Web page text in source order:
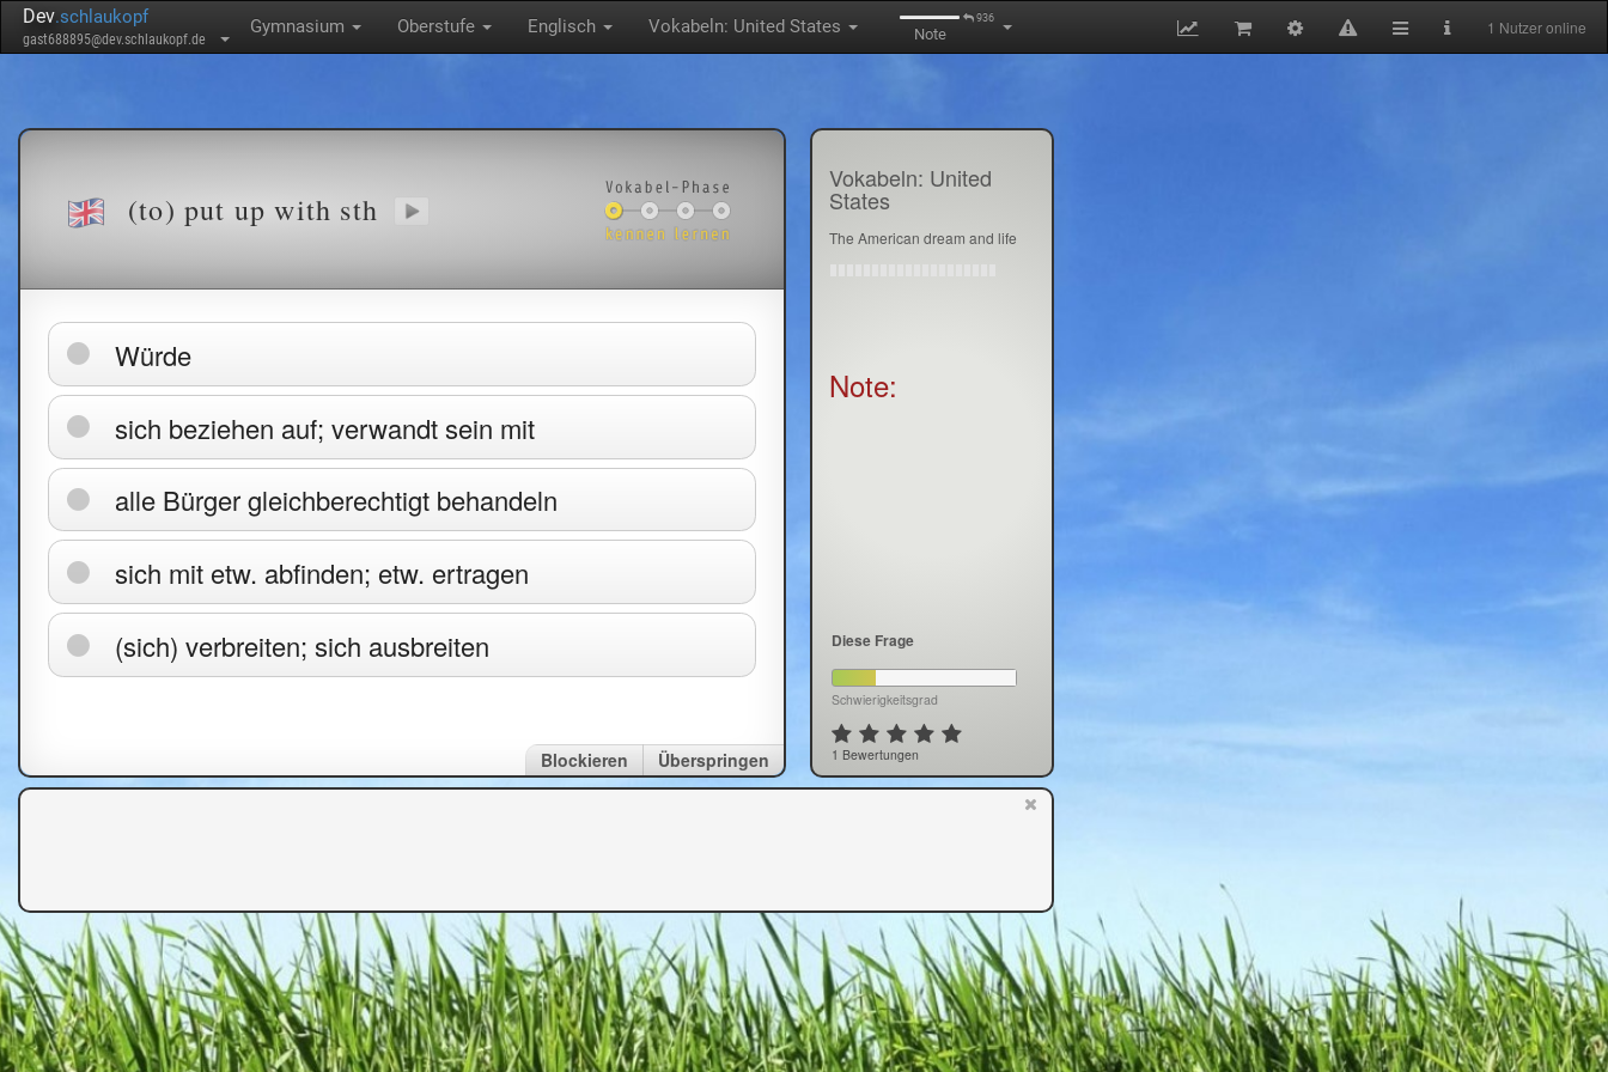
Dev.schlaukopf
gast688895@dev.schlaukopf.de
Gymnasium Oberstufe Englisch Vokabeln: United States 936
Note 1 Nutzer online
(to) put up with sth
Würde
sich beziehen auf; verwandt sein mit
alle Bürger gleichberechtigt behandeln
sich mit etw. abfinden; etw. ertragen
(sich) verbreiten; sich ausbreiten
Überspringen
Blockieren
Vokabeln: United
States
The American dream and life
Note:
Diese Frage
Schwierigkeitsgrad
1 Bewertungen